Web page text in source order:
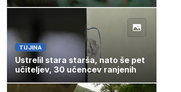
TUJINA
Ustrelil stara starša, nato še pet
učiteljev, 30 učencev ranjenih